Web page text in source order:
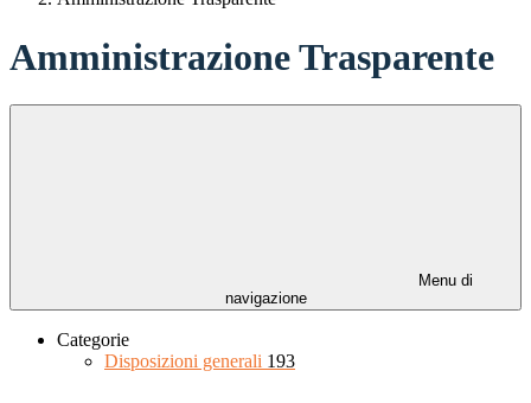
Amministrazione Trasparente
Menu di
navigazione
Categorie
Disposizioni generali 193